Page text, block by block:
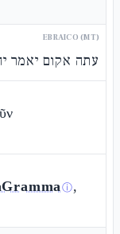
EBRAICO (MT)
עתה אקום יאמר
ⓘ,